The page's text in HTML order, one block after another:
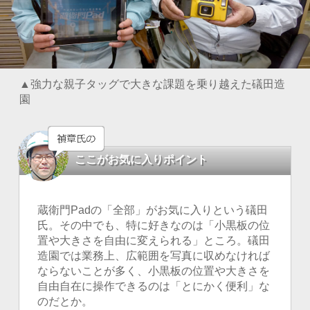
▲強力な親子タッグで大きな課題を乗り越えた礒田造
園
ここがお気に入りポイント
蔵衛門Padの「全部」がお気に入りという礒田
氏。その中でも、特に好きなのは「小黒板の位
置や大きさを自由に変えられる」ところ。礒田
造園では業務上、広範囲を写真に収めなければ
ならないことが多く、小黒板の位置や大きさを
自由自在に操作できるのは「とにかく便利」な
のだとか。